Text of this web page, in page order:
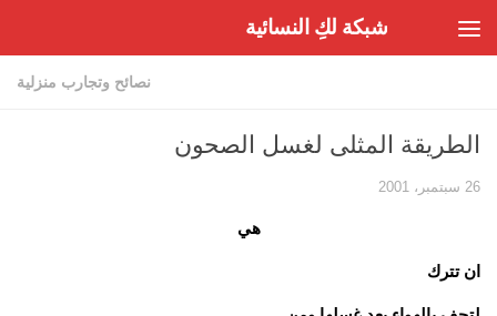
شبكة لكِ النسائية
نصائح وتجارب منزلية
الطريقة المثلى لغسل الصحون
26 سبتمبر، 2001
هي
ان تترك